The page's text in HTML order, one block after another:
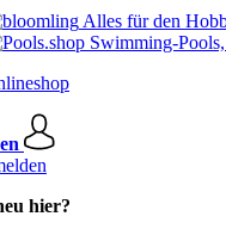
Alles für den
Swimming-
hier?